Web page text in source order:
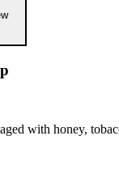
with honey,